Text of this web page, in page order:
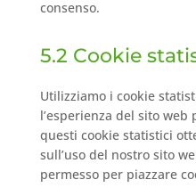
consenso.
5.2 Cookie
Utilizziamo i cookie
l’esperienza del sito
questi cookie statistici
sull’uso del nostro sito
permesso per piazzare